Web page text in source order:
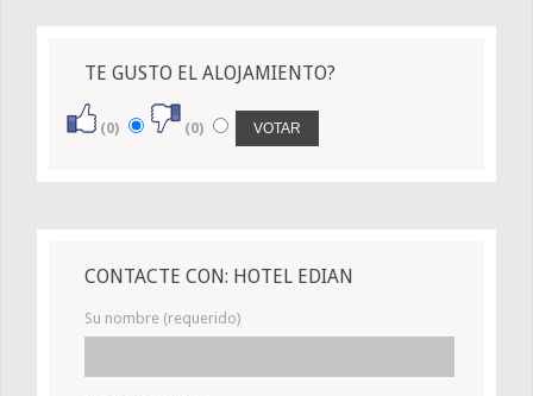
TE GUSTO EL ALOJAMIENTO?
(0) (0)
CONTACTE CON: HOTEL EDIAN
Su nombre (requerido)